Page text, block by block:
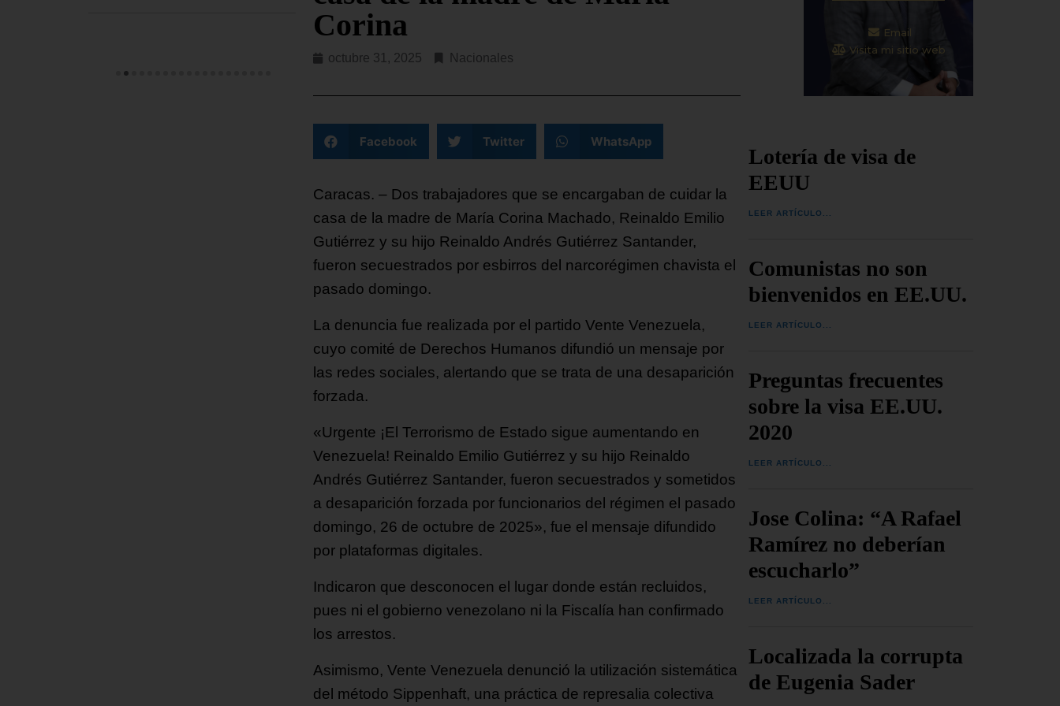
Corina
octubre 31, 2025 Nacionales
Facebook Twitter WhatsApp
Caracas. – Dos trabajadores que se encargaban de cuidar la
casa de la madre de María Corina Machado, Reinaldo Emilio
Gutiérrez y su hijo Reinaldo Andrés Gutiérrez Santander,
fueron secuestrados por esbirros del narcorégimen chavista el
pasado domingo.
La denuncia fue realizada por el partido Vente Venezuela,
cuyo comité de Derechos Humanos difundió un mensaje por
las redes sociales, alertando que se trata de una desaparición
forzada.
«Urgente ¡El Terrorismo de Estado sigue aumentando en
Venezuela! Reinaldo Emilio Gutiérrez y su hijo Reinaldo
Andrés Gutiérrez Santander, fueron secuestrados y sometidos
a desaparición forzada por funcionarios del régimen el pasado
domingo, 26 de octubre de 2025», fue el mensaje difundido
por plataformas digitales.
Indicaron que desconocen el lugar donde están recluidos,
pues ni el gobierno venezolano ni la Fiscalía han confirmado
los arrestos.
Asimismo, Vente Venezuela denunció la utilización sistemática
del método Sippenhaft, una práctica de represalia colectiva
Email
Visita mi sitio web
Lotería de visa de
EEUU
LEER ARTÍCULO...
Comunistas no son
bienvenidos en EE.UU.
LEER ARTÍCULO...
Preguntas frecuentes
sobre la visa EE.UU.
2020
LEER ARTÍCULO...
Jose Colina: “A Rafael
Ramírez no deberían
escucharlo”
LEER ARTÍCULO...
Localizada la corrupta
de Eugenia Sader